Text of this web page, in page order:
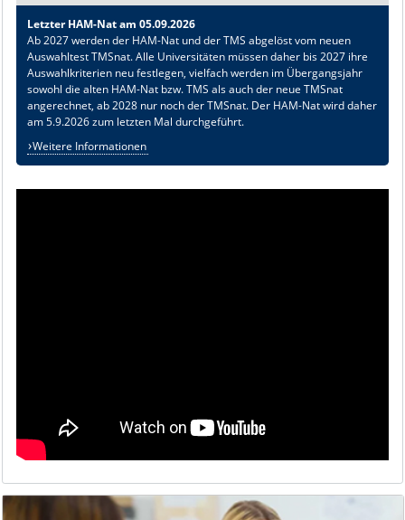
Letzter HAM-Nat am 05.09.2026
Ab 2027 werden der HAM-Nat und der TMS abgelöst vom neuen
Auswahltest TMSnat. Alle Universitäten müssen daher bis 2027 ihre
Auswahlkriterien neu festlegen, vielfach werden im Übergangsjahr
sowohl die alten HAM-Nat bzw. TMS als auch der neue TMSnat
angerechnet, ab 2028 nur noch der TMSnat. Der HAM-Nat wird daher
am 5.9.2026 zum letzten Mal durchgeführt.
Weitere Informationen